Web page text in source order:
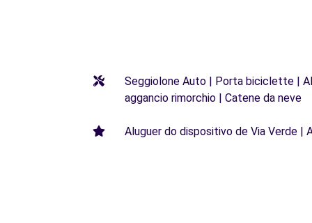
Seggiolone Auto | Porta biciclette |
aggancio rimorchio | Catene da neve
Aluguer do dispositivo de Via Verde |